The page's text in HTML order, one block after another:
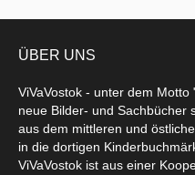
ÜBER UNS
ViVaVostok - unter dem
neue Bilder- und Sachbücher
aus dem mittleren und
in die dortigen
ViVaVostok ist aus einer